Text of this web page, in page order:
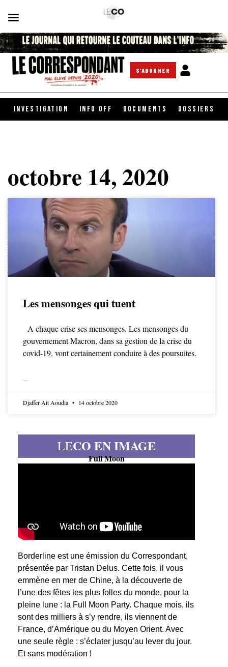
S'ABONNER
INVESTIGATION INFO OFF DOCUMENTS DOSSIERS
octobre 14, 2020
Les mensonges qui tuent
A chaque crise ses mensonges. Les mensonges du
gouvernement Macron, dans sa gestion de la crise du
covid-19, vont certainement conduire à des poursuites.
Djaffer Ait Aoudia 14 octobre 2020
LECO EN IMAGE
Full Moon
Borderline est une émission du Correspondant,
présentée par Tristan Delus. Cette fois, il vous
emmène en mer de Chine, à la découverte de
l’une des fêtes les plus folles du monde, pour la
pleine lune : la Full Moon Party. Chaque mois, ils
sont des milliers à s’y rendre, ils viennent de
France, d’Amérique ou du Moyen Orient. Avec
une seule règle : s’éclater jusqu’au lever du jour.
Et sans modération !